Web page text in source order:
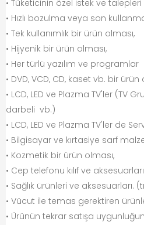
• Tüketicinin özel istek ve
• Hızlı bozulma veya son
• Tek kullanımlık bir ürün olması,
• Hijyenik bir ürün olması,
• Her türlü yazılım ve programlar
• DVD, VCD, CD, kaset vb. bir ürün
• LCD, LED ve Plazma TV'ler (TV
darbeli vb.)
• LCD, LED ve Plazma TV'ler de
• Bilgisayar ve kırtasiye sarf
• Kozmetik bir ürün olması,
• Cep telefonu kılıf ve
• Sağlık ürünleri ve
• Vücut ile temas gerektiren
• Ürünün tekrar satışa